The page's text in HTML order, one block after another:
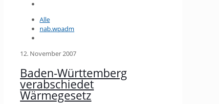
Alle
nab.wpadm
12. November 2007
Baden-Württemberg
verabschiedet
Wärmegesetz